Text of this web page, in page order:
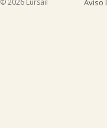
© 2026 Lursail Aviso